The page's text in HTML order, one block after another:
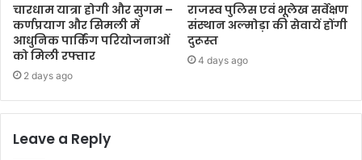
चारधाम यात्रा होगी और सुगम –
कर्णप्रयाग और सिमली में
आधुनिक पार्किंग परियोजनाओं
को मिली रफ्तार
2 days ago
राजस्व पुलिस एवं भूलेख सर्वेक्षण
संस्थान अल्मोड़ा की सेवायें होंगी
दुरूस्त
4 days ago
Leave a Reply